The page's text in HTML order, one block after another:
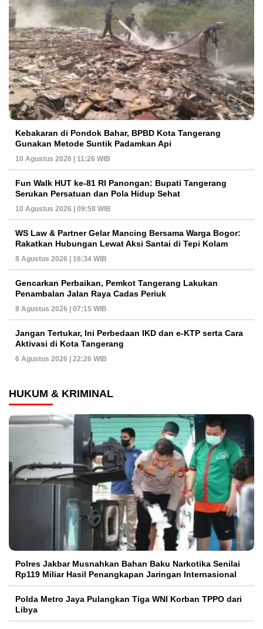
Kebakaran di Pondok Bahar, BPBD Kota Tangerang
Gunakan Metode Suntik Padamkan Api
10 Agustus 2026 | 11:26 WIB
Fun Walk HUT ke-81 RI Panongan: Bupati Tangerang
Serukan Persatuan dan Pola Hidup Sehat
10 Agustus 2026 | 09:58 WIB
WS Law & Partner Gelar Mancing Bersama Warga Bogor:
Rakatkan Hubungan Lewat Aksi Santai di Tepi Kolam
8 Agustus 2026 | 16:34 WIB
Gencarkan Perbaikan, Pemkot Tangerang Lakukan
Penambalan Jalan Raya Cadas Periuk
8 Agustus 2026 | 07:15 WIB
Jangan Tertukar, Ini Perbedaan IKD dan e-KTP serta Cara
Aktivasi di Kota Tangerang
6 Agustus 2026 | 22:26 WIB
HUKUM & KRIMINAL
Polres Jakbar Musnahkan Bahan Baku Narkotika Senilai
Rp119 Miliar Hasil Penangkapan Jaringan Internasional
Polda Metro Jaya Pulangkan Tiga WNI Korban TPPO dari
Libya